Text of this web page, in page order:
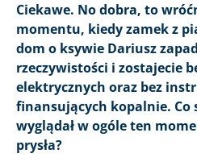
Ciekawe. No dobra, to
momentu, kiedy zamek z
dom o ksywie Dariusz
rzeczywistości i zostajecie
elektrycznych oraz bez
finansujących kopalnie. Co
wyglądał w ogóle ten
prysła?